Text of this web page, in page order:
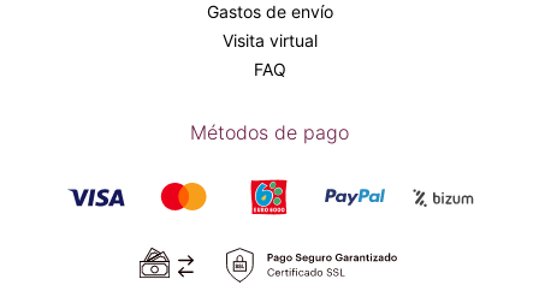
Gastos de envío
Visita virtual
FAQ
Métodos de pago